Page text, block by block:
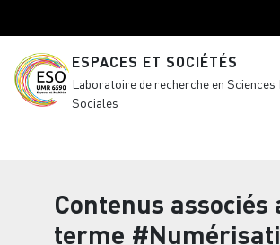
ESPACES ET SOCIÉTÉS
Laboratoire de recherche en Sciences
Sociales
Contenus associés
terme